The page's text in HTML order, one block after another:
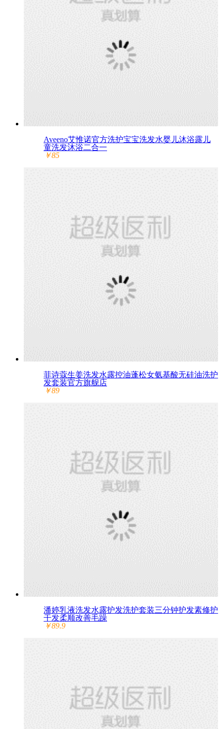
Aveeno艾惟诺官方洗护宝宝洗发水婴儿沐浴露儿
童洗发沐浴二合一
￥85
菲诗蔻生姜洗发水露控油蓬松女氨基酸无硅油洗护
发套装官方旗舰店
￥89
潘婷乳液洗发水露护发洗护套装三分钟护发素修护
干发柔顺改善毛躁
￥89.9